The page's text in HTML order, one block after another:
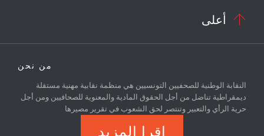
 أعلى
من نحن
النقابة الوطنية للصحفيين التونسيين هي منظمة نقابية مهنية مستقلة
ديمقراطية تناضل من أجل الحقوق المادية والمعنوية للصحافيين ومن أجل
حرية الرأي والتعبير وتنتصر لحق الشعوب في تقرير مصيرها
اقرا المزيد